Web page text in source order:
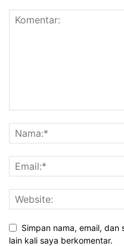
Simpan nama, email,
lain kali saya berkomentar.